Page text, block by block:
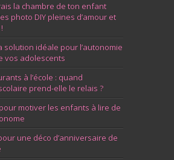
la chambre de ton enfant
photo DIY pleines d’amour et
solution idéale pour l’autonomie
vos adolescents
à l’école : quand
prend-elle le relais ?
motiver les enfants à lire de
une déco d’anniversaire de